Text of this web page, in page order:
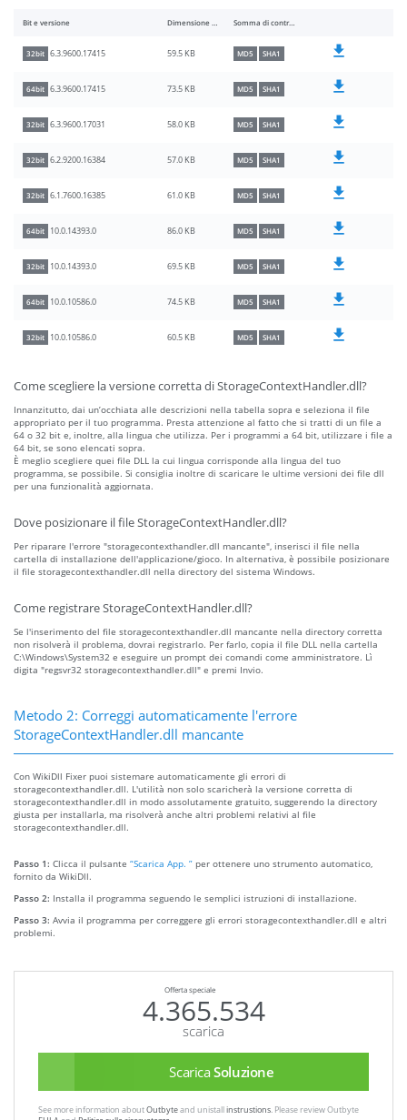
Bit e versione Dimensione del file Somma di controllo
32bit 6.3.9600.17415 59.5 KB MD5 SHA1
64bit 6.3.9600.17415 73.5 KB MD5 SHA1
32bit 6.3.9600.17031 58.0 KB MD5 SHA1
32bit 6.2.9200.16384 57.0 KB MD5 SHA1
32bit 6.1.7600.16385 61.0 KB MD5 SHA1
64bit 10.0.14393.0 86.0 KB MD5 SHA1
32bit 10.0.14393.0 69.5 KB MD5 SHA1
64bit 10.0.10586.0 74.5 KB MD5 SHA1
32bit 10.0.10586.0 60.5 KB MD5 SHA1
Come scegliere la versione corretta di StorageContextHandler.dll?
Innanzitutto, dai un’occhiata alle descrizioni nella tabella sopra e seleziona il file
appropriato per il tuo programma. Presta attenzione al fatto che si tratti di un file a
64 o 32 bit e, inoltre, alla lingua che utilizza. Per i programmi a 64 bit, utilizzare i file a
64 bit, se sono elencati sopra.
È meglio scegliere quei file DLL la cui lingua corrisponde alla lingua del tuo
programma, se possibile. Si consiglia inoltre di scaricare le ultime versioni dei file dll
per una funzionalità aggiornata.
Dove posizionare il file StorageContextHandler.dll?
Per riparare l'errore "storagecontexthandler.dll mancante", inserisci il file nella
cartella di installazione dell'applicazione/gioco. In alternativa, è possibile posizionare
il file storagecontexthandler.dll nella directory del sistema Windows.
Come registrare StorageContextHandler.dll?
Se l'inserimento del file storagecontexthandler.dll mancante nella directory corretta
non risolverà il problema, dovrai registrarlo. Per farlo, copia il file DLL nella cartella
C:\Windows\System32 e eseguire un prompt dei comandi come amministratore. Lì
digita "regsvr32 storagecontexthandler.dll" e premi Invio.
Metodo 2: Correggi automaticamente l'errore
StorageContextHandler.dll mancante
Con WikiDll Fixer puoi sistemare automaticamente gli errori di
storagecontexthandler.dll. L'utilità non solo scaricherà la versione corretta di
storagecontexthandler.dll in modo assolutamente gratuito, suggerendo la directory
giusta per installarla, ma risolverà anche altri problemi relativi al file
storagecontexthandler.dll.
Passo 1: Clicca il pulsante “Scarica App. ” per ottenere uno strumento automatico,
fornito da WikiDll.
Passo 2: Installa il programma seguendo le semplici istruzioni di installazione.
Passo 3: Avvia il programma per correggere gli errori storagecontexthandler.dll e altri
problemi.
Offerta speciale
4.365.534
scarica
ScaricaSoluzione
See more information aboutOutbyteand unistallinstrustions. Please review Outbyte